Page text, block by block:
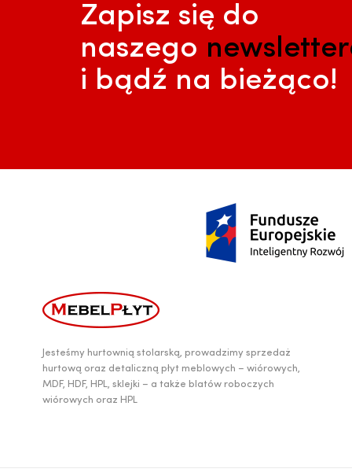
Zapisz się do
naszego
i bądź na bieżąco!
Jesteśmy hurtownią stolarską, prowadzimy sprzedaż
hurtową oraz detaliczną płyt meblowych – wiórowych,
MDF, HDF, HPL, sklejki – a także blatów roboczych
wiórowych oraz HPL